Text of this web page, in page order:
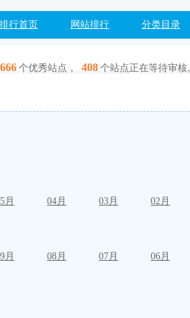
排行首页 网站排行 分类目录
个优秀站点， 408 个站点正在等待审核
月 04月 03月 02月
月 08月 07月 06月